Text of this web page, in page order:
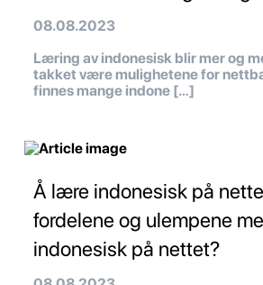
08.08.2023
Læring av indonesisk blir mer og
takket være mulighetene for
finnes mange indone […]
Å lære indonesisk på
fordelene og ulempene
indonesisk på nettet?